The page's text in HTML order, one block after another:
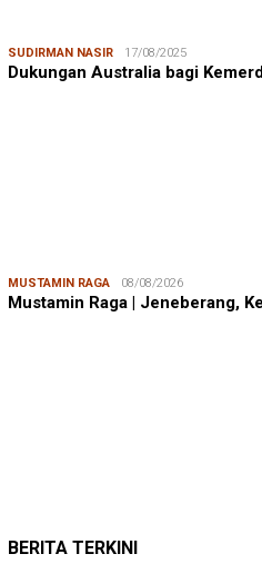
SUDIRMAN NASIR 17/08/2025
Dukungan Australia bagi
MUSTAMIN RAGA 08/08/2026
Mustamin Raga | Jeneberang,
BERITA TERKINI